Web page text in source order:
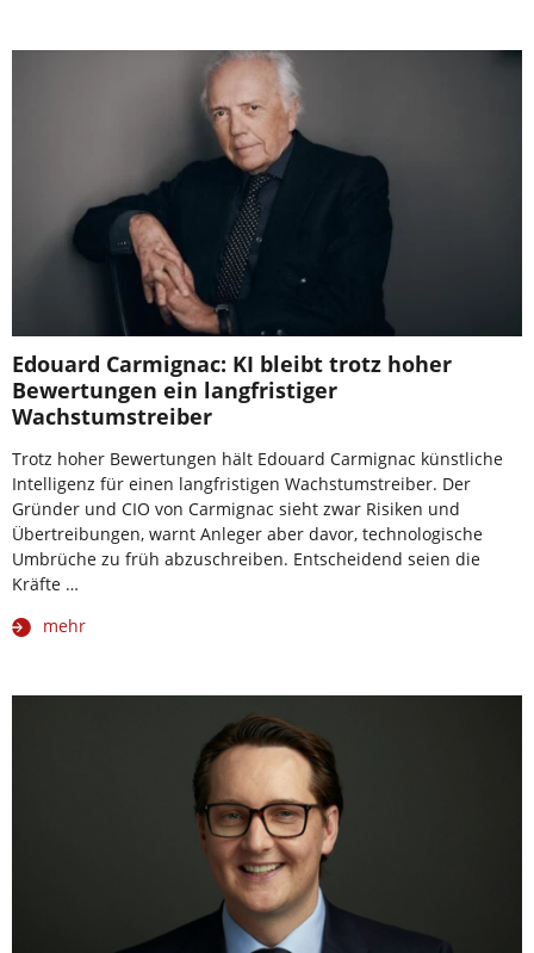
Edouard Carmignac: KI bleibt trotz hoher
Bewertungen ein langfristiger
Wachstumstreiber
Trotz hoher Bewertungen hält Edouard Carmignac künstliche
Intelligenz für einen langfristigen Wachstumstreiber. Der
Gründer und CIO von Carmignac sieht zwar Risiken und
Übertreibungen, warnt Anleger aber davor, technologische
Umbrüche zu früh abzuschreiben. Entscheidend seien die
Kräfte …
mehr